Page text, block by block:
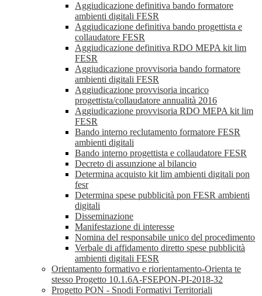
Aggiudicazione definitiva bando formatore
ambienti digitali FESR
Aggiudicazione definitiva bando progettista e
collaudatore FESR
Aggiudicazione definitiva RDO MEPA kit lim
FESR
Aggiudicazione provvisoria bando formatore
ambienti digitali FESR
Aggiudicazione provvisoria incarico
progettista/collaudatore annualità 2016
Aggiudicazione provvisoria RDO MEPA kit lim
FESR
Bando interno reclutamento formatore FESR
ambienti digitali
Bando interno progettista e collaudatore FESR
Decreto di assunzione al bilancio
Determina acquisto kit lim ambienti digitali pon
fesr
Determina spese pubblicità pon FESR ambienti
digitali
Disseminazione
Manifestazione di interesse
Nomina del responsabile unico del procedimento
Verbale di affidamento diretto spese pubblicità
ambienti digitali FESR
Orientamento formativo e riorientamento-Orienta te
stesso Progetto 10.1.6A-FSEPON-PI-2018-32
Progetto PON - Snodi Formativi Territoriali